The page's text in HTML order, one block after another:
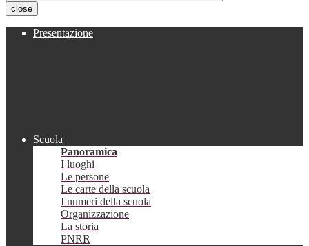
close
Presentazione
Scuola
Panoramica
I luoghi
Le persone
Le carte della scuola
I numeri della scuola
Organizzazione
La storia
PNRR